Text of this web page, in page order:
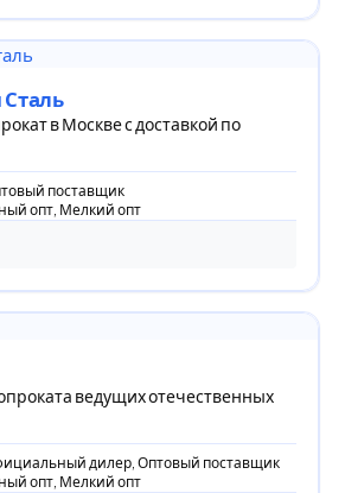
в Москве с доставкой по
поставщик
опт, Мелкий опт
ведущих отечественных
дилер, Оптовый поставщик
опт, Мелкий опт